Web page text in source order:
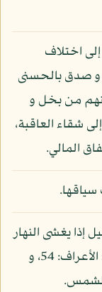
اختلاف
و صدق بالحسنى
من بخل و
شقاء العاقبة،
المالي.
إذا يغشى النهار
على حد قوله تعالى: «يغشى الليل النهار»: الأعراف: 54، و